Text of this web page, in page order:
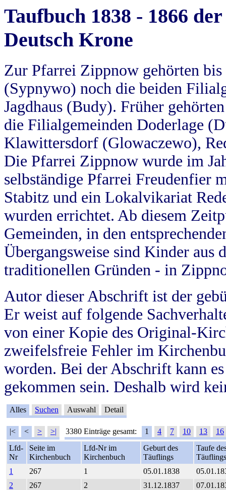
Taufbuch 1838 - 1866
Deutsch Krone
Zur Pfarrei Zippnow gehörten
(Sypnywo) noch die beiden
Jagdhaus (Budy). Früher
die Filialgemeinden Doderlage
Klawittersdorf (Glowaczewo),
Die Pfarrei Zippnow wurde im
selbständige Pfarrei Freudenfier
Stabitz und ein Lokalvikariat
wurden errichtet. Ab diesem
Gemeinden, in den
Übergangsweise sind Kinder aus
traditionellen Gründen - in
Autor dieser Abschrift ist der
Er weist auf folgende
von einer Kopie des Original-
zweifelsfreie Fehler im
worden. Bei der Abschrift kann
gekommen sein. Deshalb wird
Alles Suchen Auswahl Detail
|< < > >| 3380 Einträge gesamt: 1 4 7 10 13
16
Lfd-
Nr
Seite im
Kirchenbuch
Lfd-Nr im
Kirchenbuch
Geburt des
Täuflings
Taufe
Täuflings
1
267 1 05.01.1838
2
267 2 31.12.1837